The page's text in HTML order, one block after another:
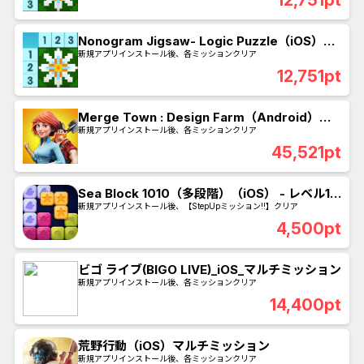
Nonogram Jigsaw- Logic Puzzle（iOS）マ
ルチミッション
新規アプリインストール後、各ミッションクリア
12,751pt
Merge Town : Design Farm（Android）マ
ルチミッション
新規アプリインストール後、各ミッションクリア
45,521pt
Sea Block 1010（多段階）（iOS） - レベル15
に到達
新規アプリインストール後、【StepUpミッション!!】クリア
4,500pt
ビゴ ライブ(BIGO LIVE)_iOS_マルチミッション
新規アプリインストール後、各ミッションクリア
14,400pt
荒野行動（iOS）マルチミッション
新規アプリインストール後、各ミッションクリア